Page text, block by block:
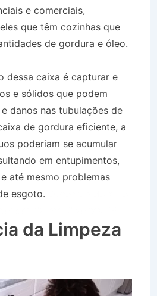
e comerciais,
que têm cozinhas que
de gordura e óleo.
dessa caixa é capturar e
e sólidos que podem
danos nas tubulações de
de gordura eficiente, a
poderiam se acumular
em entupimentos,
até mesmo problemas
esgoto.
da Limpeza